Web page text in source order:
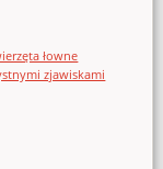
łowne
zjawiskami